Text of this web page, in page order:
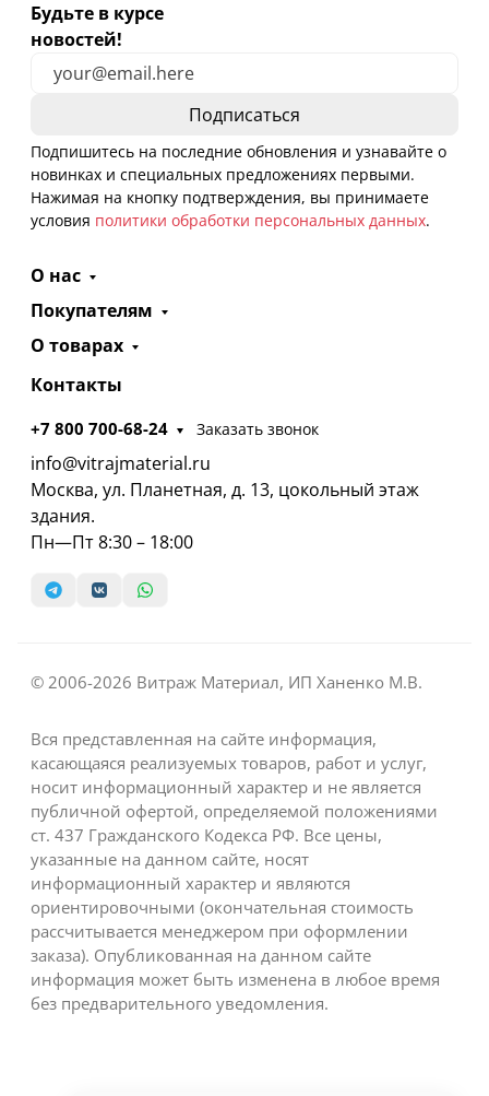
Будьте в курсе
новостей!
Подпишитесь на последние обновления и узнавайте о
новинках и специальных предложениях первыми.
Нажимая на кнопку подтверждения, вы принимаете
условия политики обработки персональных данных.
О нас
Покупателям
О товарах
Контакты
+7 800 700-68-24 Заказать звонок
info@vitrajmaterial.ru
Москва, ул. Планетная, д. 13, цокольный этаж
здания.
Пн—Пт 8:30 – 18:00
© 2006-2026 Витраж Материал, ИП Ханенко М.В.
Вся представленная на сайте информация,
касающаяся реализуемых товаров, работ и услуг,
носит информационный характер и не является
публичной офертой, определяемой положениями
ст. 437 Гражданского Кодекса РФ. Все цены,
указанные на данном сайте, носят
информационный характер и являются
ориентировочными (окончательная стоимость
рассчитывается менеджером при оформлении
заказа). Опубликованная на данном сайте
информация может быть изменена в любое время
без предварительного уведомления.